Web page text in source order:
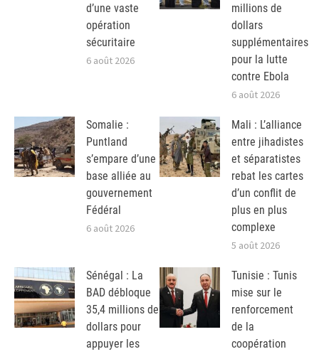
d’une vaste
opération
sécuritaire
6 août 2026
millions de
dollars
supplémentaires
pour la lutte
contre Ebola
6 août 2026
Somalie :
Puntland
s’empare d’une
base alliée au
gouvernement
Fédéral
6 août 2026
Mali : L’alliance
entre jihadistes
et séparatistes
rebat les cartes
d’un conflit de
plus en plus
complexe
5 août 2026
Sénégal : La
BAD débloque
35,4 millions de
dollars pour
appuyer les
Tunisie : Tunis
mise sur le
renforcement
de la
coopération